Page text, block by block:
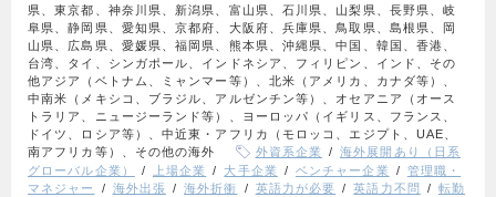
県、東京都、神奈川県、新潟県、富山県、石川県、山梨県、長野県、岐
阜県、静岡県、愛知県、京都府、大阪府、兵庫県、鳥取県、島根県、岡
山県、広島県、愛媛県、福岡県、熊本県、沖縄県、中国、韓国、香港、
台湾、タイ、シンガポール、インドネシア、フィリピン、インド、その
他アジア（ベトナム、ミャンマー等）、北米（アメリカ、カナダ等）、
中南米（メキシコ、ブラジル、アルゼンチン等）、オセアニア（オース
トラリア、ニュージーランド等）、ヨーロッパ（イギリス、フランス、
ドイツ、ロシア等）、中近東・アフリカ（モロッコ、エジプト、UAE、
南アフリカ等）、その他の海外
外資系企業
海外展開あり（日系
グローバル企業）
上場企業 大手企業 ベンチャー企業
管理職・
マネジャー
海外出張 海外折衝 英語力が必要 英語力不問
転勤